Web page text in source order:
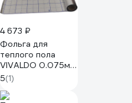
4 673 ₽
Фольга для
теплого пола
VIVALDO 0.075мм,
двухслойная
рулон - 50м²
BOPP-PET
5(1)